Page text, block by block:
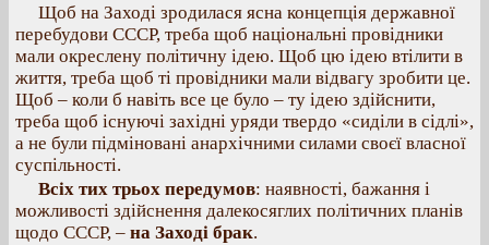
Щоб на Заході зродилася ясна концепція державної
перебудови СССР, треба щоб національні провідники
мали окреслену політичну ідею. Щоб цю ідею втілити в
життя, треба щоб ті провідники мали відвагу зробити це.
Щоб – коли б навіть все це було – ту ідею здійснити,
треба щоб існуючі західні уряди твердо «сиділи в сідлі»,
а не були підміновані анархічними силами своєї власної
суспільності.
Всіх тих трьох передумов: наявності, бажання і
можливості здійснення далекосяглих політичних планів
щодо СССР, – на Заході брак.